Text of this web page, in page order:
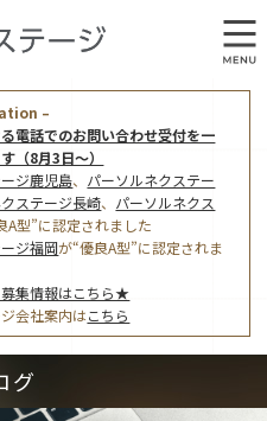
–
電話でのお問い合わせ受付を一
（8月3日～）
ジ鹿児島、 パーソルネクステー
ステージ長崎、 パーソルネクス
A型”に認定されました
ジ福岡が“優良A型”に認定されま
集情報はこちら★
会社案内はこちら
グ